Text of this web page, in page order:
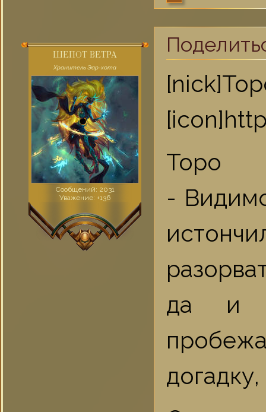
ШЕПОТ ВЕТРА
Хранитель Эар-хота
Сообщений: 2031
Уважение: +136
Торо
-
да и
догадку,